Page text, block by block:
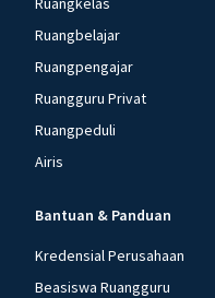
Ruangbelajar
Ruangpengajar
Ruangguru Privat
Ruangpeduli
Airis
Bantuan & Panduan
Kredensial Perusahaan
Beasiswa Ruangguru